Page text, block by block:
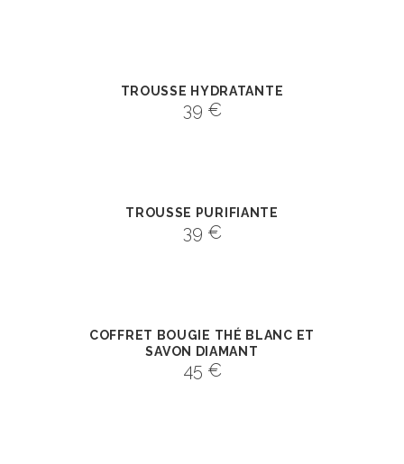
TROUSSE HYDRATANTE
39 €
TROUSSE PURIFIANTE
39 €
COFFRET BOUGIE THÉ BLANC ET
SAVON DIAMANT
45 €